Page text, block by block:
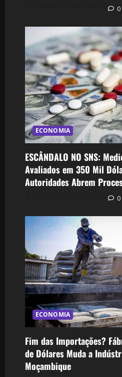
0
ECONOMIA
ESCÂNDALO NO SNS:
Avaliados em 350 Mil
Autoridades Abrem
0
ECONOMIA
Fim das Importações?
de Dólares Muda a
Moçambique